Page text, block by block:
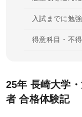
カリキュラム一覧
実戦シリーズ
入試までに勉
得意科目・不
KALS 実力テ
て
25年 長崎大学
者 合格体験記